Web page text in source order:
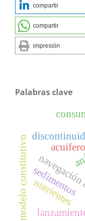
compartir
compartir
impresión
Palabras clave
modelo constitutivo sedimentos
nutrientes